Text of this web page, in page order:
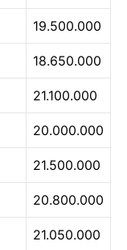
19.500.000
18.650.000
21.100.000
20.000.000
21.500.000
20.800.000
21.050.000